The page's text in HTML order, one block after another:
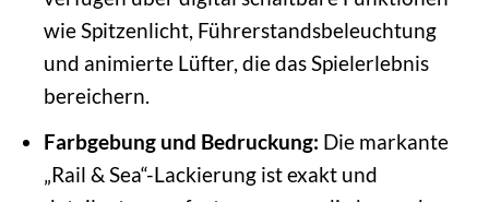
wie Spitzenlicht, Führerstandsbeleuchtung
und animierte Lüfter, die das Spielerlebnis
bereichern.
Farbgebung und Bedruckung: Die markante
„Rail & Sea“-Lackierung ist exakt und